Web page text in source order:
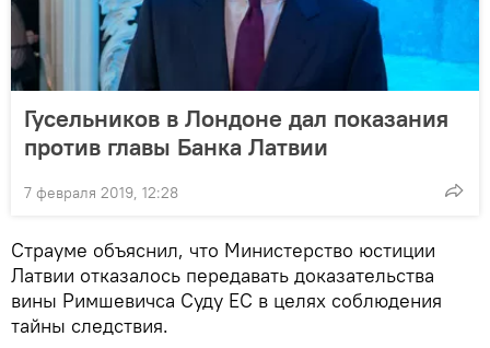
Гусельников в Лондоне дал показания
против главы Банка Латвии
7 февраля 2019, 12:28
Страуме объяснил, что Министерство юстиции
Латвии отказалось передавать доказательства
вины Римшевичса Суду ЕС в целях соблюдения
тайны следствия.